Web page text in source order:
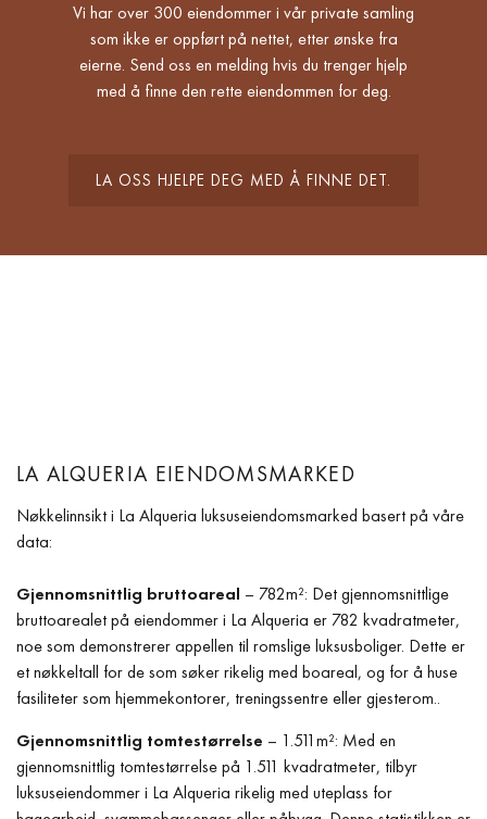
Vi har over 300 eiendommer i vår private samling
som ikke er oppført på nettet, etter ønske fra
eierne. Send oss en melding hvis du trenger hjelp
med å finne den rette eiendommen for deg.
LA OSS HJELPE DEG MED Å FINNE DET.
LA ALQUERIA EIENDOMSMARKED
Nøkkelinnsikt i La Alqueria luksuseiendomsmarked basert på våre
data:
Gjennomsnittlig bruttoareal – 782m²: Det gjennomsnittlige
bruttoarealet på eiendommer i La Alqueria er 782 kvadratmeter,
noe som demonstrerer appellen til romslige luksusboliger. Dette er
et nøkkeltall for de som søker rikelig med boareal, og for å huse
fasiliteter som hjemmekontorer, treningssentre eller gjesterom..
Gjennomsnittlig tomtestørrelse – 1.511m²: Med en
gjennomsnittlig tomtestørrelse på 1.511 kvadratmeter, tilbyr
luksuseiendommer i La Alqueria rikelig med uteplass for